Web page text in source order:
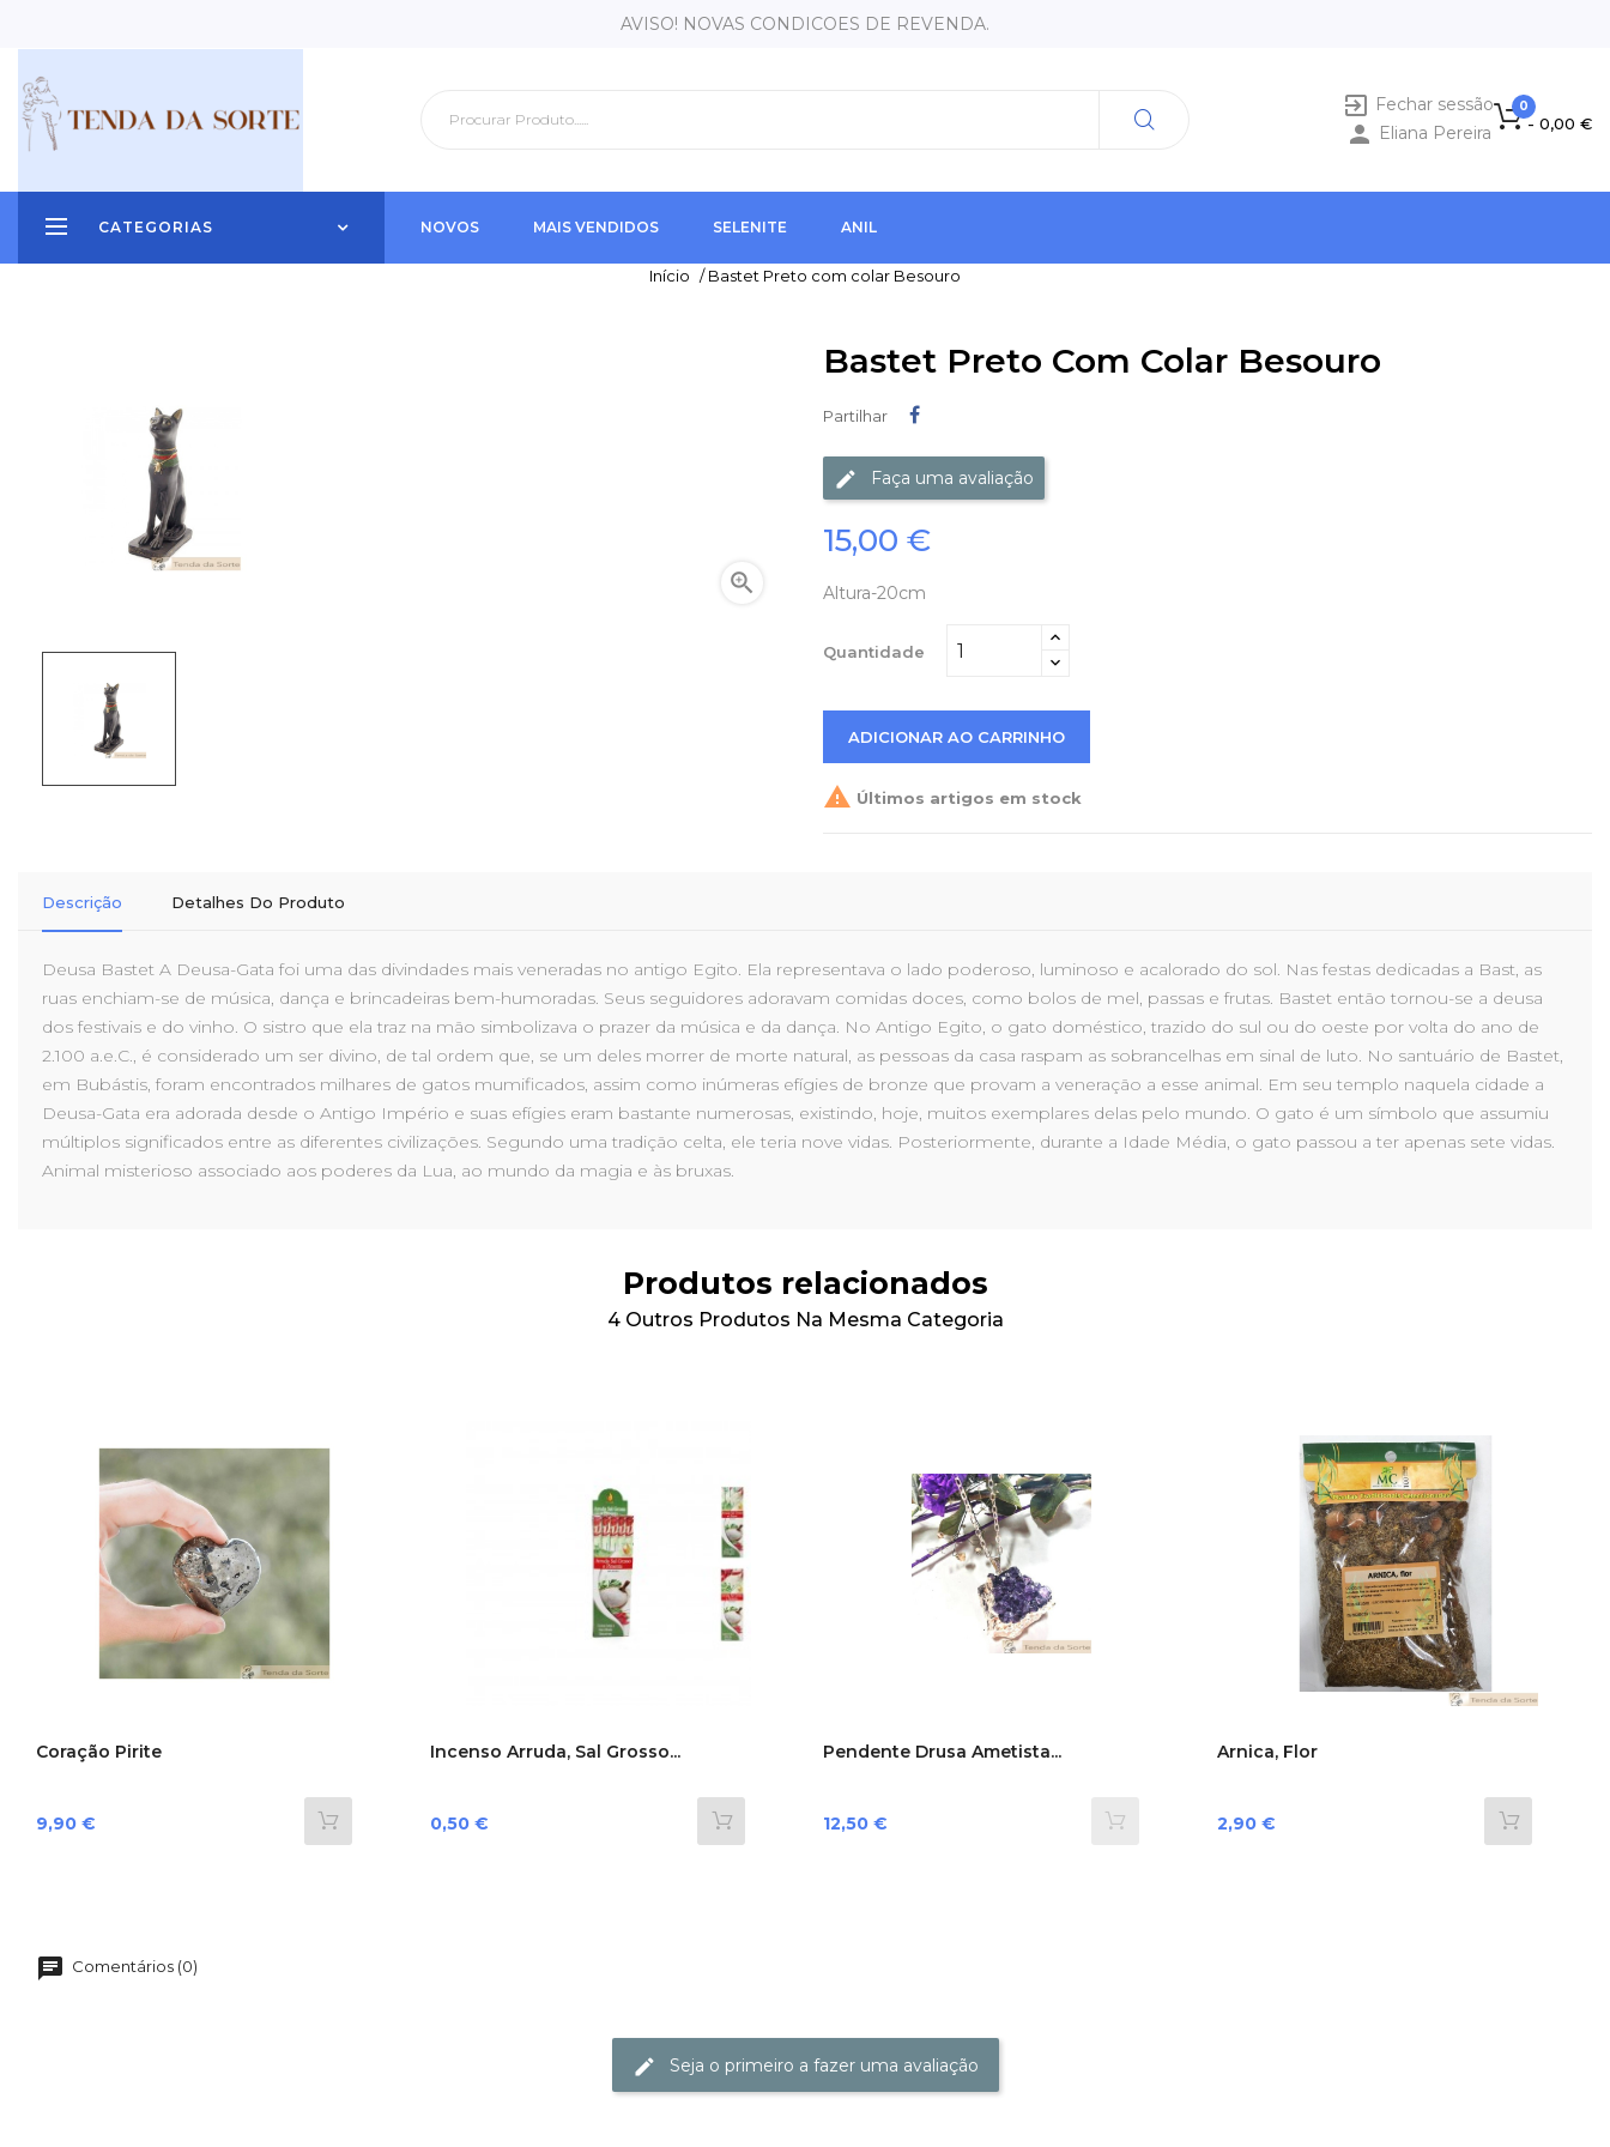
AVISO! NOVAS CONDICOES DE REVENDA.
0
- 0,00 €
 Fechar sessão
 Eliana Pereira
CATEGORIAS NOVOS MAIS VENDIDOS SELENITE ANIL
Início / Bastet Preto com colar Besouro

Bastet Preto Com Colar Besouro
Partilhar
Faça uma avaliação
15,00 €
Altura-20cm
Quantidade
ADICIONAR AO CARRINHO
 Últimos artigos em stock
Descrição Detalhes Do Produto
Deusa Bastet A Deusa-Gata foi uma das divindades mais veneradas no antigo Egito. Ela representava o lado poderoso, luminoso e acalorado do sol. Nas festas dedicadas a Bast, as
ruas enchiam-se de música, dança e brincadeiras bem-humoradas. Seus seguidores adoravam comidas doces, como bolos de mel, passas e frutas. Bastet então tornou-se a deusa
dos festivais e do vinho. O sistro que ela traz na mão simbolizava o prazer da música e da dança. No Antigo Egito, o gato doméstico, trazido do sul ou do oeste por volta do ano de
2.100 a.e.C., é considerado um ser divino, de tal ordem que, se um deles morrer de morte natural, as pessoas da casa raspam as sobrancelhas em sinal de luto. No santuário de Bastet,
em Bubástis, foram encontrados milhares de gatos mumificados, assim como inúmeras efígies de bronze que provam a veneração a esse animal. Em seu templo naquela cidade a
Deusa-Gata era adorada desde o Antigo Império e suas efígies eram bastante numerosas, existindo, hoje, muitos exemplares delas pelo mundo. O gato é um símbolo que assumiu
múltiplos significados entre as diferentes civilizações. Segundo uma tradição celta, ele teria nove vidas. Posteriormente, durante a Idade Média, o gato passou a ter apenas sete vidas.
Animal misterioso associado aos poderes da Lua, ao mundo da magia e às bruxas.
Produtos relacionados
4 Outros Produtos Na Mesma Categoria
Coração Pirite
Preço
9,90 €
Incenso Arruda, Sal Grosso...
Preço
0,50 €
Pendente Drusa Ametista...
Preço
12,50 €
Arnica, Flor
Preço
2,90 €
Comentários (0)
Seja o primeiro a fazer uma avaliação